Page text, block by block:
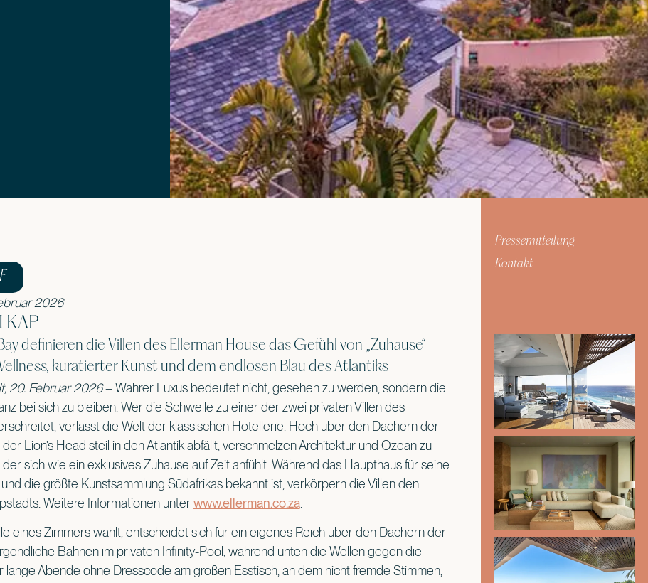
2026
KAP
definieren die Villen des Ellerman House das Gefühl von „Zuhause“
kuratierter Kunst und dem endlosen Blau des Atlantiks
20. Februar 2026–Wahrer Luxus bedeutet nicht, gesehen zu werden, sondern die
bei sich zu bleiben. Wer die Schwelle zu einer der zwei privaten Villen des
verlässt die Welt der klassischen Hotellerie. Hoch über den Dächern der
Lion’s Head steil in den Atlantik abfällt, verschmelzen Architektur und Ozean zu
sich wie ein exklusives Zuhause auf Zeit anfühlt. Während das Haupthaus für seine
die größte Kunstsammlung Südafrikas bekannt ist, verkörpern die Villen den
Weitere Informationen unterwww.ellerman.co.za.
eines Zimmers wählt, entscheidet sich für ein eigenes Reich über den Dächern der
Bahnen im privaten Infinity-Pool, während unten die Wellen gegen die
lange Abende ohne Dresscode am großen Esstisch, an dem nicht fremde Stimmen,
Pressemitteilung
Kontakt